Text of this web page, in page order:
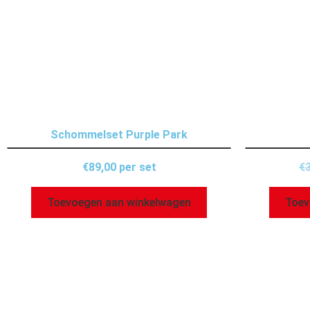
Schommelset Purple Park
€89,00 per set
Toevoegen aan winkelwagen
€